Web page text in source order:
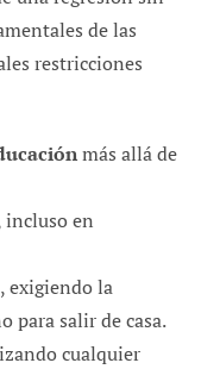
de las
restricciones
más allá de
incluso en
, exigiendo la
para salir de casa.
cualquier